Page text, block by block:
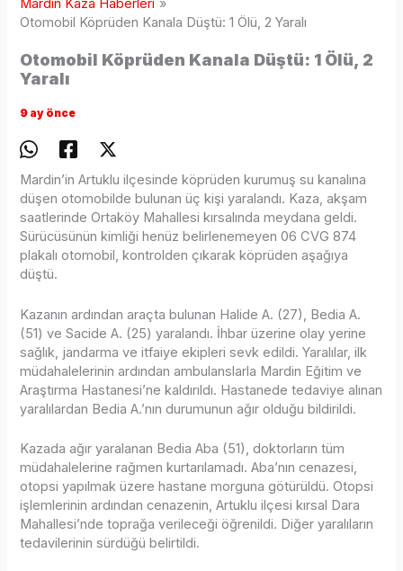
Mardin Kaza Haberleri
Otomobil Köprüden Kanala Düştü: 1 Ölü, 2 Yaralı
Otomobil Köprüden Kanala Düştü: 1 Ölü, 2
Yaralı
9 ay önce
Mardin’in Artuklu ilçesinde köprüden kurumuş su kanalına
düşen otomobilde bulunan üç kişi yaralandı. Kaza, akşam
saatlerinde Ortaköy Mahallesi kırsalında meydana geldi.
Sürücüsünün kimliği henüz belirlenemeyen 06 CVG 874
plakalı otomobil, kontrolden çıkarak köprüden aşağıya
düştü.
Kazanın ardından araçta bulunan Halide A. (27), Bedia A.
(51) ve Sacide A. (25) yaralandı. İhbar üzerine olay yerine
sağlık, jandarma ve itfaiye ekipleri sevk edildi. Yaralılar, ilk
müdahalelerinin ardından ambulanslarla Mardin Eğitim ve
Araştırma Hastanesi’ne kaldırıldı. Hastanede tedaviye alınan
yaralılardan Bedia A.’nın durumunun ağır olduğu bildirildi.
Kazada ağır yaralanan Bedia Aba (51), doktorların tüm
müdahalelerine rağmen kurtarılamadı. Aba’nın cenazesi,
otopsi yapılmak üzere hastane morguna götürüldü. Otopsi
işlemlerinin ardından cenazenin, Artuklu ilçesi kırsal Dara
Mahallesi’nde toprağa verileceği öğrenildi. Diğer yaralıların
tedavilerinin sürdüğü belirtildi.